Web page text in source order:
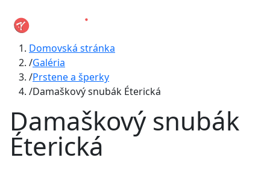
Domovská stránka
Galéria
Prstene a šperky
Damaškový snubák Éterická
Damaškový snubák
Éterická